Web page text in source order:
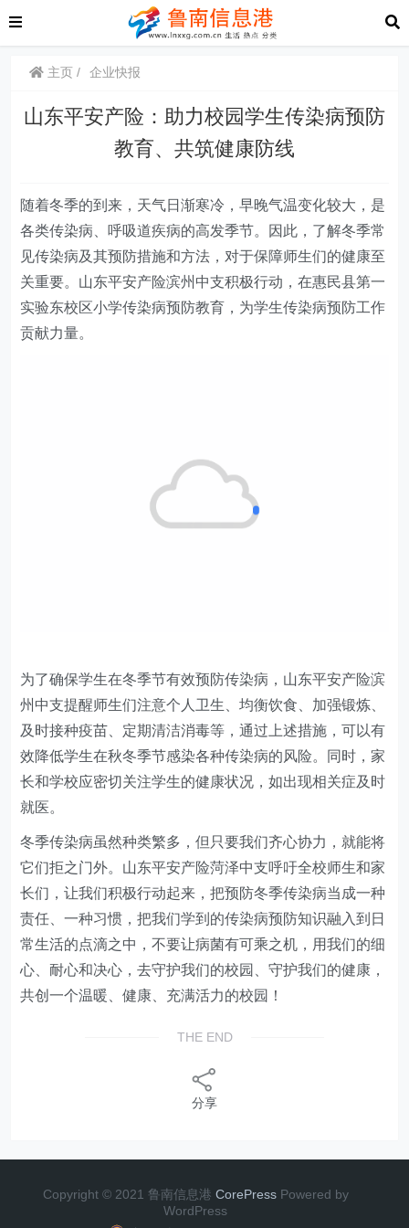
主页 企业快报
山东平安产险：助力校园学生传染病预防
教育、共筑健康防线
随着冬季的到来，天气日渐寒冷，早晚气温变化较大，是
各类传染病、呼吸道疾病的高发季节。因此，了解冬季常
见传染病及其预防措施和方法，对于保障师生们的健康至
关重要。山东平安产险滨州中支积极行动，在惠民县第一
实验东校区小学传染病预防教育，为学生传染病预防工作
贡献力量。
为了确保学生在冬季节有效预防传染病，山东平安产险滨
州中支提醒师生们注意个人卫生、均衡饮食、加强锻炼、
及时接种疫苗、定期清洁消毒等，通过上述措施，可以有
效降低学生在秋冬季节感染各种传染病的风险。同时，家
长和学校应密切关注学生的健康状况，如出现相关症及时
就医。
冬季传染病虽然种类繁多，但只要我们齐心协力，就能将
它们拒之门外。山东平安产险菏泽中支呼吁全校师生和家
长们，让我们积极行动起来，把预防冬季传染病当成一种
责任、一种习惯，把我们学到的传染病预防知识融入到日
常生活的点滴之中，不要让病菌有可乘之机，用我们的细
心、耐心和决心，去守护我们的校园、守护我们的健康，
共创一个温暖、健康、充满活力的校园！
THE END
分享
Copyright © 2021 鲁南信息港 CorePress Powered by
WordPress